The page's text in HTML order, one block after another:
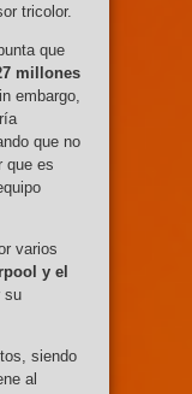
tricolor.
que
millones
embargo,
que no
que es
varios
y el
su
siendo
al